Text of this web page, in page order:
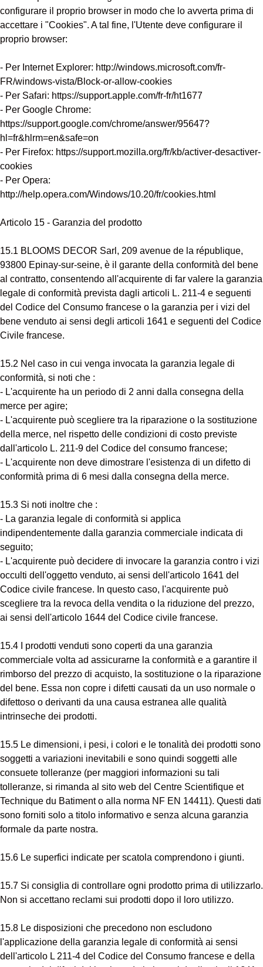
configurare il proprio browser in modo che lo avverta prima di
accettare i "Cookies". A tal fine, l'Utente deve configurare il
proprio browser:
- Per Internet Explorer: http://windows.microsoft.com/fr-
FR/windows-vista/Block-or-allow-cookies
- Per Safari: https://support.apple.com/fr-fr/ht1677
- Per Google Chrome:
https://support.google.com/chrome/answer/95647?
hl=fr&hlrm=en&safe=on
- Per Firefox: https://support.mozilla.org/fr/kb/activer-desactiver-
cookies
- Per Opera:
http://help.opera.com/Windows/10.20/fr/cookies.html
Articolo 15 - Garanzia del prodotto
15.1 BLOOMS DECOR Sarl, 209 avenue de la république,
93800 Epinay-sur-seine, è il garante della conformità del bene
al contratto, consentendo all'acquirente di far valere la garanzia
legale di conformità prevista dagli articoli L. 211-4 e seguenti
del Codice del Consumo francese o la garanzia per i vizi del
bene venduto ai sensi degli articoli 1641 e seguenti del Codice
Civile francese.
15.2 Nel caso in cui venga invocata la garanzia legale di
conformità, si noti che :
- L'acquirente ha un periodo di 2 anni dalla consegna della
merce per agire;
- L'acquirente può scegliere tra la riparazione o la sostituzione
della merce, nel rispetto delle condizioni di costo previste
dall'articolo L. 211-9 del Codice del consumo francese;
- L'acquirente non deve dimostrare l'esistenza di un difetto di
conformità prima di 6 mesi dalla consegna della merce.
15.3 Si noti inoltre che :
- La garanzia legale di conformità si applica
indipendentemente dalla garanzia commerciale indicata di
seguito;
- L'acquirente può decidere di invocare la garanzia contro i vizi
occulti dell'oggetto venduto, ai sensi dell'articolo 1641 del
Codice civile francese. In questo caso, l'acquirente può
scegliere tra la revoca della vendita o la riduzione del prezzo,
ai sensi dell'articolo 1644 del Codice civile francese.
15.4 I prodotti venduti sono coperti da una garanzia
commerciale volta ad assicurarne la conformità e a garantire il
rimborso del prezzo di acquisto, la sostituzione o la riparazione
del bene. Essa non copre i difetti causati da un uso normale o
difettoso o derivanti da una causa estranea alle qualità
intrinseche dei prodotti.
15.5 Le dimensioni, i pesi, i colori e le tonalità dei prodotti sono
soggetti a variazioni inevitabili e sono quindi soggetti alle
consuete tolleranze (per maggiori informazioni su tali
tolleranze, si rimanda al sito web del Centre Scientifique et
Technique du Batiment o alla norma NF EN 14411). Questi dati
sono forniti solo a titolo informativo e senza alcuna garanzia
formale da parte nostra.
15.6 Le superfici indicate per scatola comprendono i giunti.
15.7 Si consiglia di controllare ogni prodotto prima di utilizzarlo.
Non si accettano reclami sui prodotti dopo il loro utilizzo.
15.8 Le disposizioni che precedono non escludono
l'applicazione della garanzia legale di conformità ai sensi
dell'articolo L 211-4 del Codice del Consumo francese e della